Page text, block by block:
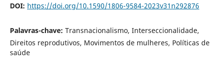
DOI: https://doi.org/10.1590/1806-9584-2023v31n292876
Palavras-chave: Transnacionalismo, Interseccionalidade,
Direitos reprodutivos, Movimentos de mulheres, Políticas de
saúde